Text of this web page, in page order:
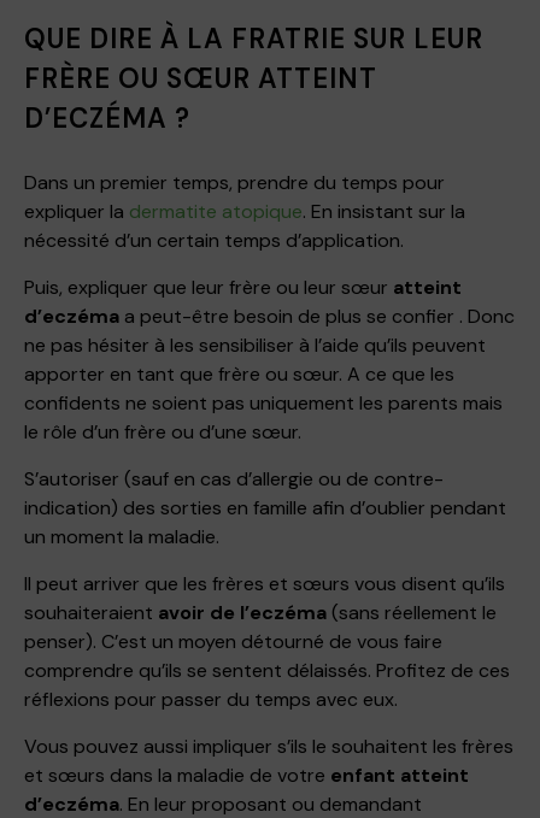
QUE DIRE À LA FRATRIE SUR LEUR
FRÈRE OU SŒUR ATTEINT
D’ECZÉMA ?
Dans un premier temps, prendre du temps pour
expliquer la dermatite atopique. En insistant sur ​la
nécessité d’un certain temps d’application​.
Puis, expliquer que leur frère ou leur sœur atteint
d’eczéma a peut-être besoin de plus se confier . Donc
ne pas hésiter à les sensibiliser à l’aide qu’ils peuvent
apporter en tant que frère ou sœur​. A ce que les
confidents ne soient pas uniquement les parents mais
le rôle d’un frère ou d’une sœur.
S’autoriser (sauf en cas d’allergie ou de contre-
indication) des sorties en famille afin d’oublier pendant
un moment la maladie.
Il peut arriver que les frères et sœurs vous disent qu’ils
souhaiteraient avoir de l’eczéma (sans réellement le
penser). C’est un moyen détourné de vous faire
comprendre qu’ils se sentent délaissés. Profitez de ces
réflexions pour passer du temps avec​ e​u​x.
Vous pouvez aussi impliquer ​s’ils le souhaitent​ les frères
et sœurs dans la maladie de votre enfant atteint
d’eczéma. En leur​ proposan​t ou demandant